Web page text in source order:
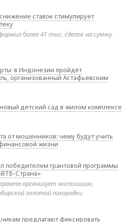
ставок стимулирует
более 41 тыс. сделок на сумму
в Индонезии пройдёт
организованный Астафьевским
детский сад в жилом комплексе
от мошенников: чему будут учить
жизни
победителем грантовой программы
Страна»
организует экспозицию,
золотой лихорадки
предлагают фиксировать